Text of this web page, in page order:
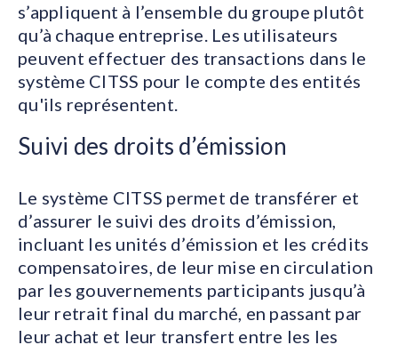
s’appliquent à l’ensemble du groupe plutôt
qu’à chaque entreprise. Les utilisateurs
peuvent effectuer des transactions dans le
système CITSS pour le compte des entités
qu'ils représentent.
Suivi des droits d’émission
Le système CITSS permet de transférer et
d’assurer le suivi des droits d’émission,
incluant les unités d’émission et les crédits
compensatoires, de leur mise en circulation
par les gouvernements participants jusqu’à
leur retrait final du marché, en passant par
leur achat et leur transfert entre les les